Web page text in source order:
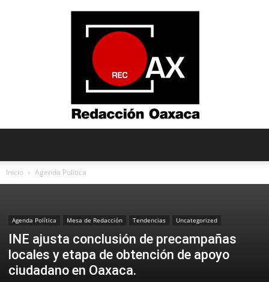
Inicio Agenda Política
Agenda Política Mesa de Redacción Tendencias Uncategorized
INE ajusta conclusión de precampañas
locales y etapa de obtención de apoyo
ciudadano en Oaxaca.